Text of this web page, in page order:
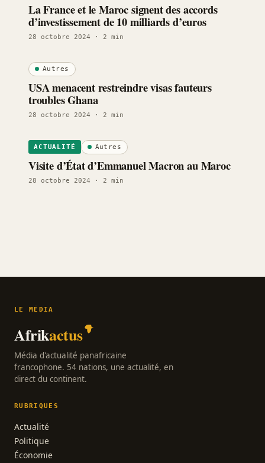
La France et le Maroc signent des accords
d’investissement de 10 milliards d’euros
28 octobre 2024 · 2 min
Autres
USA menacent restreindre visas fauteurs
troubles Ghana
28 octobre 2024 · 2 min
ACTUALITÉ Autres
Visite d’État d’Emmanuel Macron au Maroc
28 octobre 2024 · 2 min
LE MÉDIA
Afrikactus
Média d'actualité panafricaine
francophone. 54 nations, une actualité, en
direct du continent.
RUBRIQUES
Actualité
Politique
Économie